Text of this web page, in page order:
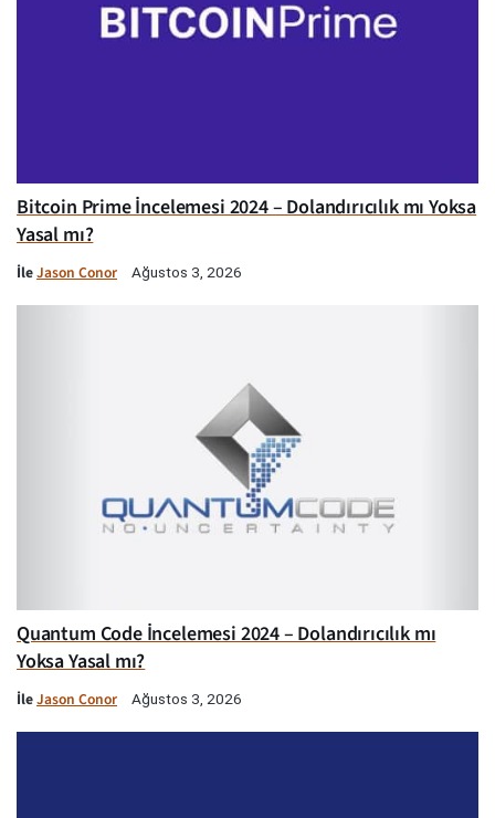
Bitcoin Prime İncelemesi 2024 – Dolandırıcılık mı Yoksa
Yasal mı?
İleJason Conor Ağustos 3, 2026
Quantum Code İncelemesi 2024 – Dolandırıcılık mı
Yoksa Yasal mı?
İleJason Conor Ağustos 3, 2026